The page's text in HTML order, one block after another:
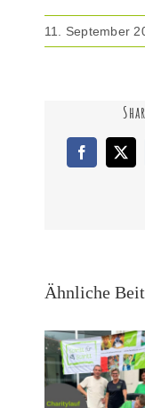
11. September
Facebook
X
Ähnliche